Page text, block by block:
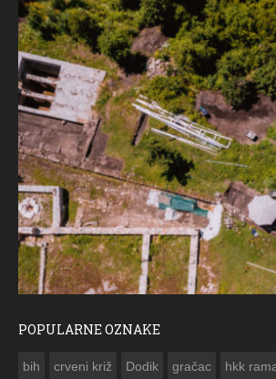
POPULARNE OZNAKE
bih crveni križ Dodik gračac hkk